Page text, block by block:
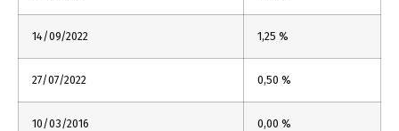
14/09/2022 1,25 %
27/07/2022 0,50 %
10/03/2016 0,00 %